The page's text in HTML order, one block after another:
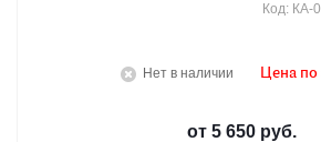
Нет в наличии
Код: КА-
Цена по
от 5 650 руб.